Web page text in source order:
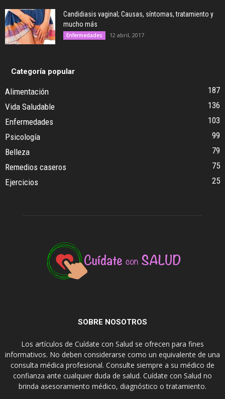
Candidiasis vaginal; Causas, síntomas, tratamiento y
mucho más
Enfermedades 12 abril, 2017
Categoría popular
Alimentación
187
Vida Saludable
136
Enfermedades
103
Psicología
99
Belleza
79
Remedios caseros
75
Ejercicios
25
SOBRE NOSOTROS
Los artículos de Cuídate con Salud se ofrecen para fines
informativos. No deben considerarse como un equivalente de una
consulta médica profesional. Consulte siempre a su médico de
confianza ante cualquier duda de salud. Cuídate con Salud no
brinda asesoramiento médico, diagnóstico o tratamiento.